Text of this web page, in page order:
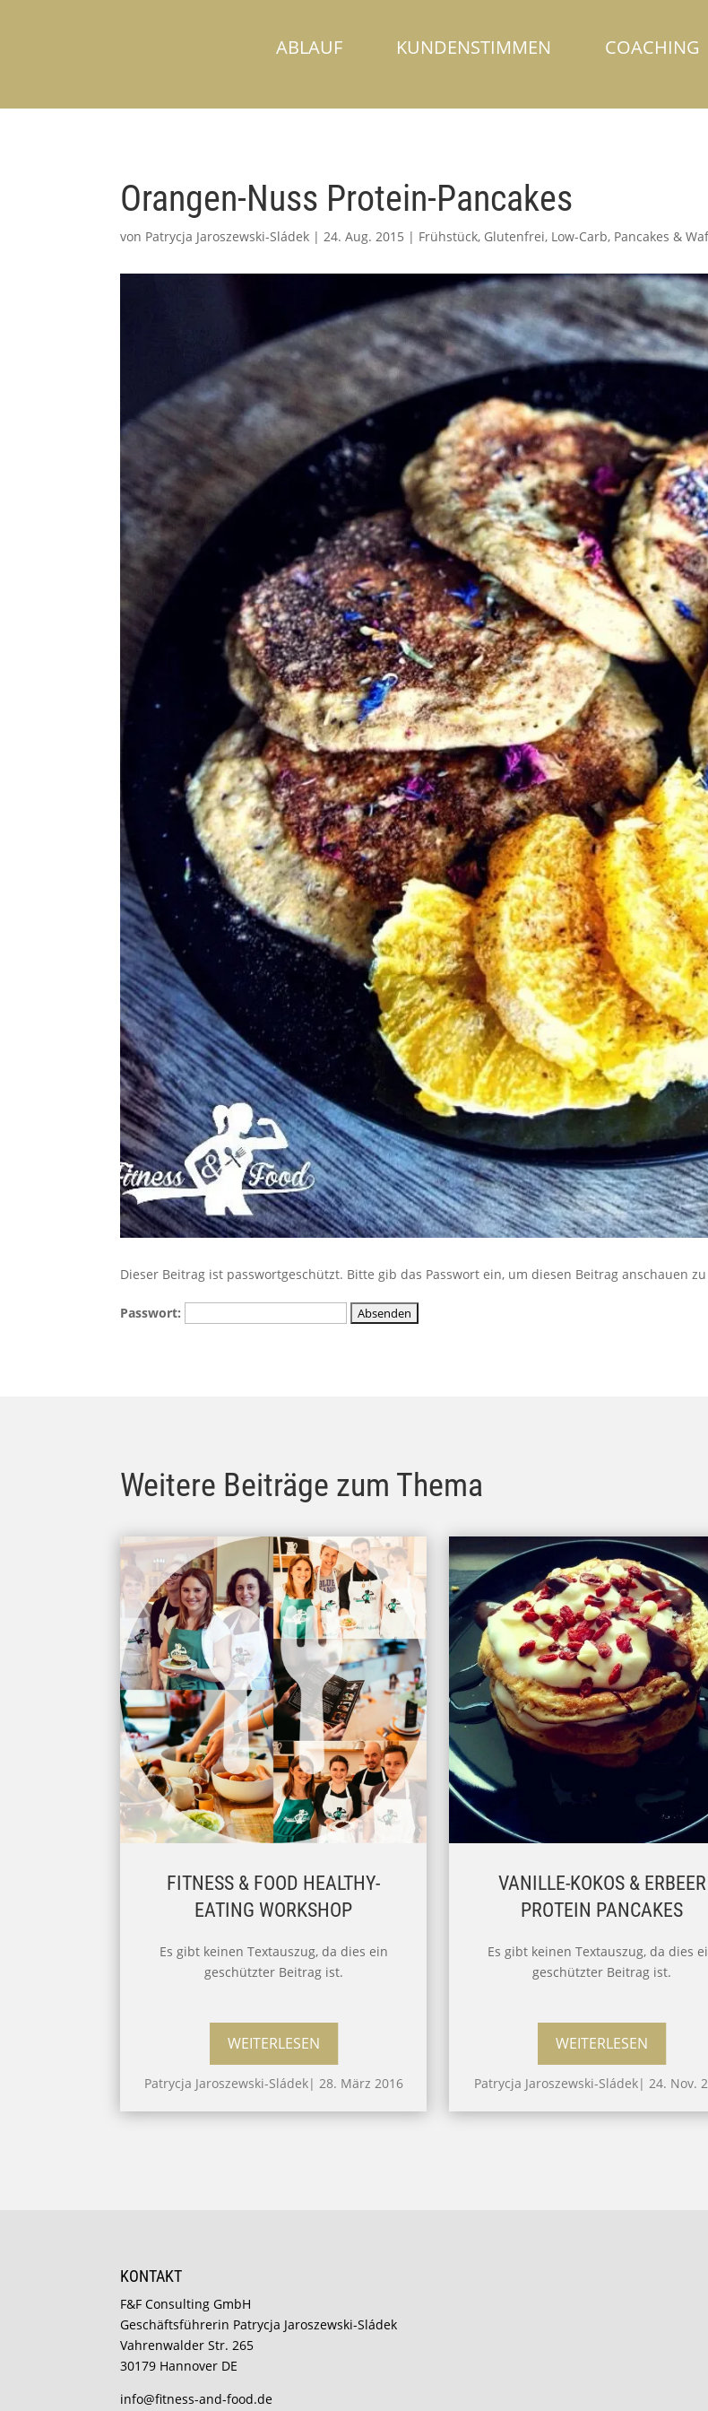
ABLAUF KUNDENSTIMMEN COACHING
Orangen-Nuss Protein-Pancakes
von Patrycja Jaroszewski-Sládek | 24. Aug. 2015 | Frühstück, Glutenfrei, Low-Carb, Pancakes &
Dieser Beitrag ist passwortgeschützt. Bitte gib das Passwort ein, um diesen Beitrag anschauen
Passwort:
Weitere Beiträge zum Thema
FITNESS & FOOD HEALTHY-
EATING WORKSHOP
Es gibt keinen Textauszug, da dies ein
geschützter Beitrag ist.
WEITERLESEN
Patrycja Jaroszewski-Sládek| 28. März 2016
VANILLE-KOKOS & ERBEER
PROTEIN PANCAKES
Es gibt keinen Textauszug, da dies
geschützter Beitrag ist.
WEITERLESEN
Patrycja Jaroszewski-Sládek|24. Nov.
KONTAKT
F&F Consulting GmbH
Geschäftsführerin Patrycja Jaroszewski-Sládek
Vahrenwalder Str. 265
30179 Hannover DE
info@fitness-and-food.de